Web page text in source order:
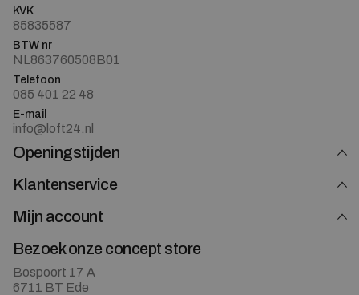
KVK
85835587
BTW nr
NL863760508B01
Telefoon
085 401 22 48
E-mail
info@loft24.nl
Openingstijden
Klantenservice
Mijn account
Bezoek onze concept store
Bospoort 17 A
6711 BT Ede